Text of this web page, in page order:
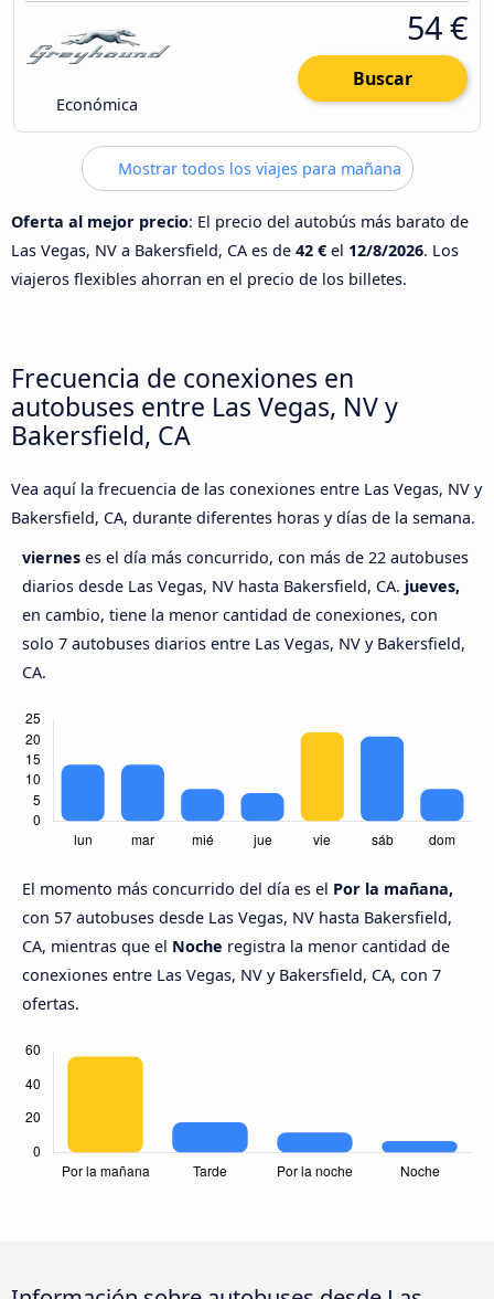
Económica
54 €
Buscar
Mostrar todos los viajes para mañana
Oferta al mejor precio: El precio del autobús más barato de
Las Vegas, NV a Bakersfield, CA es de 42 € el 12/8/2026. Los
viajeros flexibles ahorran en el precio de los billetes.
Frecuencia de conexiones en
autobuses entre Las Vegas, NV y
Bakersfield, CA
Vea aquí la frecuencia de las conexiones entre Las Vegas, NV y
Bakersfield, CA, durante diferentes horas y días de la semana.
viernes es el día más concurrido, con más de 22 autobuses
diarios desde Las Vegas, NV hasta Bakersfield, CA. jueves,
en cambio, tiene la menor cantidad de conexiones, con
solo 7 autobuses diarios entre Las Vegas, NV y Bakersfield,
CA.
El momento más concurrido del día es el Por la mañana,
con 57 autobuses desde Las Vegas, NV hasta Bakersfield,
CA, mientras que el Noche registra la menor cantidad de
conexiones entre Las Vegas, NV y Bakersfield, CA, con 7
ofertas.